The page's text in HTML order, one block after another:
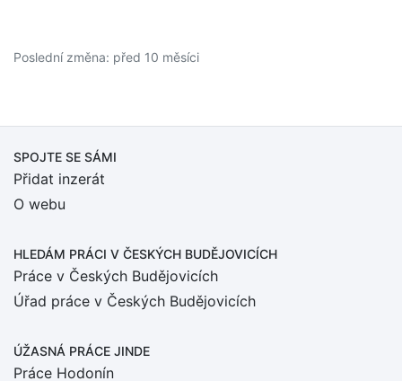
Poslední změna: před 10 měsíci
SPOJTE SE SÁMI
Přidat inzerát
O webu
HLEDÁM PRÁCI V ČESKÝCH BUDĚJOVICÍCH
Práce v Českých Budějovicích
Úřad práce v Českých Budějovicích
ÚŽASNÁ PRÁCE JINDE
Práce Hodonín